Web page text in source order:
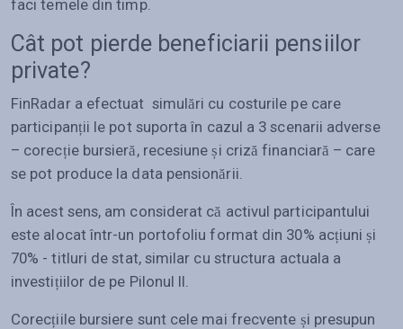
faci temele din timp.
Cât pot pierde beneficiarii pensiilor
private?
FinRadar a efectuat simulări cu costurile pe care
participanții le pot suporta în cazul a 3 scenarii adverse
– corecție bursieră, recesiune și criză financiară – care
se pot produce la data pensionării.
În acest sens, am considerat că activul participantului
este alocat într-un portofoliu format din 30% acțiuni și
70% - titluri de stat, similar cu structura actuala a
investițiilor de pe Pilonul II.
Corecțiile bursiere sunt cele mai frecvente și presupun